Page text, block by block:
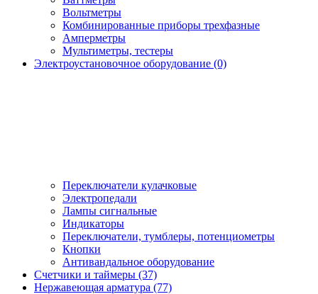
Вольтметры
Комбинированные приборы трехфазные
Амперметры
Мультиметры, тестеры
Электроустановочное оборудование (0)
Переключатели кулачковые
Электропедали
Лампы сигнальные
Индикаторы
Переключатели, тумблеры, потенциометры
Кнопки
Антивандальное оборудование
Счетчики и таймеры (37)
Нержавеющая арматура (77)